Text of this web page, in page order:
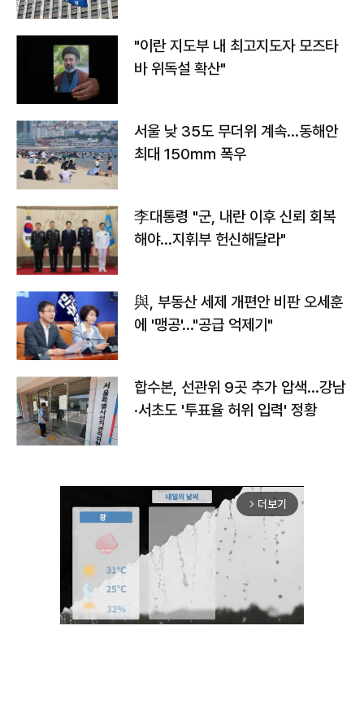
"이란 지도부 내 최고지도자 모즈타
바 위독설 확산"
서울 낮 35도 무더위 계속…동해안
최대 150㎜ 폭우
李대통령 "군, 내란 이후 신뢰 회복
해야…지휘부 헌신해달라"
與, 부동산 세제 개편안 비판 오세훈
에 '맹공'…"공급 억제기"
합수본, 선관위 9곳 추가 압색…강남
·서초도 '투표율 허위 입력' 정황
arrow_forward_ios 더보기